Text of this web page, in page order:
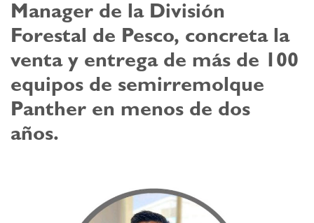
Manager de la División
Forestal de Pesco, concreta la
venta y entrega de más de 100
equipos de semirremolque
Panther en menos de dos
años.